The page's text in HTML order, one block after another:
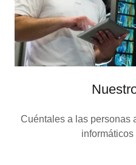
Cuéntales a las personas